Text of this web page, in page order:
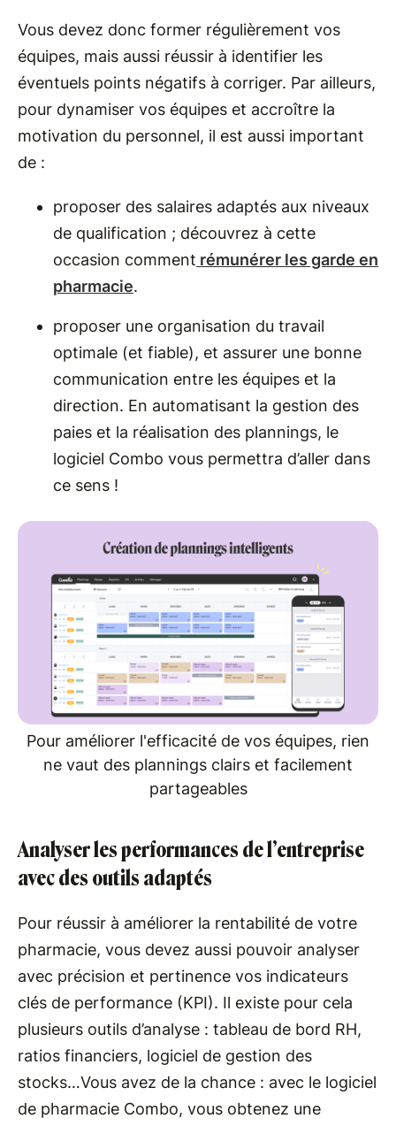
Vous devez donc former régulièrement vos
équipes, mais aussi réussir à identifier les
éventuels points négatifs à corriger. Par ailleurs,
pour dynamiser vos équipes et accroître la
motivation du personnel, il est aussi important
de :
proposer des salaires adaptés aux niveaux
de qualification ; découvrez à cette
occasion comment rémunérer les garde en
pharmacie.
proposer une organisation du travail
optimale (et fiable), et assurer une bonne
communication entre les équipes et la
direction. En automatisant la gestion des
paies et la réalisation des plannings, le
logiciel Combo vous permettra d’aller dans
ce sens !
Pour améliorer l'efficacité de vos équipes, rien
ne vaut des plannings clairs et facilement
partageables
Analyser les performances de l’entreprise
avec des outils adaptés
Pour réussir à améliorer la rentabilité de votre
pharmacie, vous devez aussi pouvoir analyser
avec précision et pertinence vos indicateurs
clés de performance (KPI). Il existe pour cela
plusieurs outils d’analyse : tableau de bord RH,
ratios financiers, logiciel de gestion des
stocks…Vous avez de la chance : avec le logiciel
de pharmacie Combo, vous obtenez une